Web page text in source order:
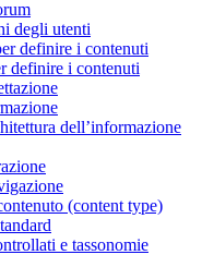
degli utenti
definire i contenuti
definire i contenuti
dell’informazione
(content type)
e tassonomie